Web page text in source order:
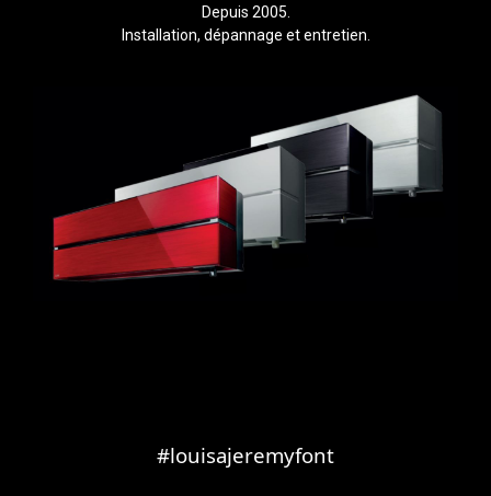
Depuis 2005.
Installation, dépannage et entretien.
#louisajeremyfont